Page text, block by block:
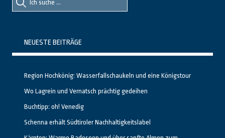
nach::
nach:
NEUESTE BEITRÄGE
Region Hochkönig: Wasserfallschaukeln und eine Königstour
Wo Lagrein und Vernatsch prächtig gedeihen
Buchtipp: oh! Venedig
Schenna erhält Südtiroler Nachhaltigkeitslabel